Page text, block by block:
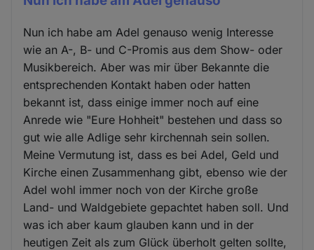
Nun ich habe am Adel genauso wenig Interesse
wie an A-, B- und C-Promis aus dem Show- oder
Musikbereich. Aber was mir über Bekannte die
entsprechenden Kontakt haben oder hatten
bekannt ist, dass einige immer noch auf eine
Anrede wie "Eure Hohheit" bestehen und dass so
gut wie alle Adlige sehr kirchennah sein sollen.
Meine Vermutung ist, dass es bei Adel, Geld und
Kirche einen Zusammenhang gibt, ebenso wie der
Adel wohl immer noch von der Kirche große
Land- und Waldgebiete gepachtet haben soll. Und
was ich aber kaum glauben kann und in der
heutigen Zeit als zum Glück überholt gelten sollte,